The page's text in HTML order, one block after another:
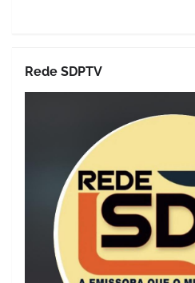
Rede SDPTV